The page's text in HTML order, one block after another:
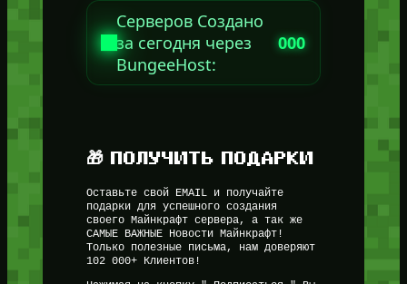
Серверов Создано
за сегодня через
BungeeHost:
000
🎁 ПОЛУЧИТЬ ПОДАРКИ
Оставьте свой EMAIL и получайте
подарки для успешного создания
своего Майнкрафт сервера, а так же
САМЫЕ ВАЖНЫЕ Новости Майнкрафт!
Только полезные письма, нам доверяют
102 000+ Клиентов!